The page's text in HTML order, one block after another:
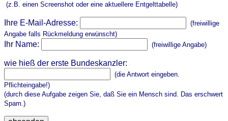
(z.B. einen Screenshot oder eine aktuellere Entgelttabelle)
Ihre E-Mail-Adresse:
(freiwillige
Angabe falls Rückmeldung erwünscht)
Ihr Name: (freiwillige Angabe)
wie hieß der erste Bundeskanzler:
(die Antwort eingeben.
Pflichteingabe!)
(durch diese Aufgabe zeigen Sie, daß Sie ein Mensch sind. Das erschwert
Spam.)